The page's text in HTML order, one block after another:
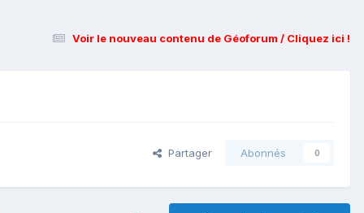
Voir le nouveau contenu de Géoforum / Cliquez ici !
Partager Abonnés 0